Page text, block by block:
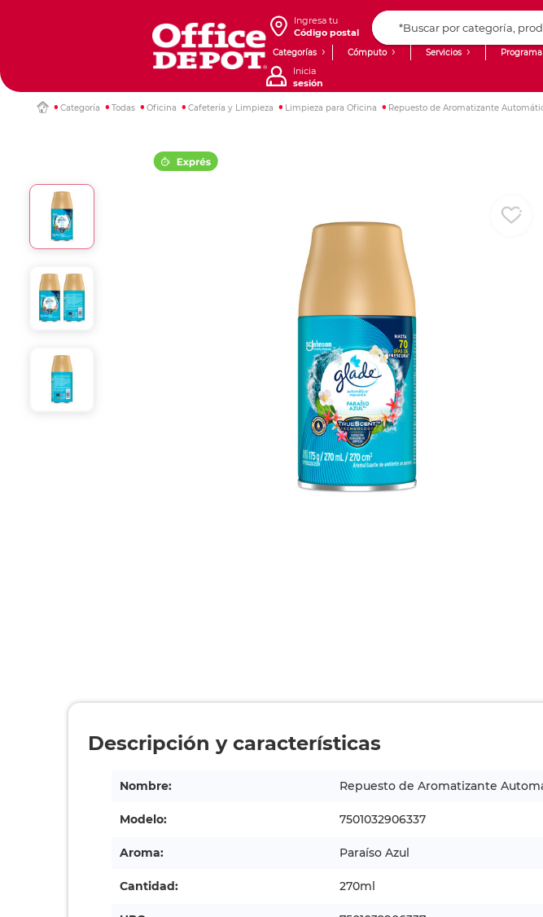
Ingresa tu
Código postal
Categorías Cómputo Servicios
Inicia
sesión
Categoría Todas Oficina Cafetería y Limpieza Limpieza para Oficina Repuesto de Aromatizante
Descripción y características
Nombre: Repuesto de Aromatizante
Modelo: 7501032906337
Aroma: Paraíso Azul
Cantidad: 270ml